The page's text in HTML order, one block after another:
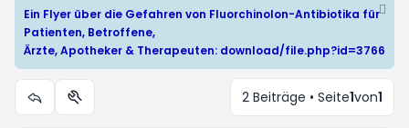
Ein Flyer über die Gefahren von Fluorchinolon-Antibiotika für
Patienten, Betroffene,
Ärzte, Apotheker & Therapeuten: download/file.php?id=3766
Themen-Optionen 2 Beiträge • Seite1von1